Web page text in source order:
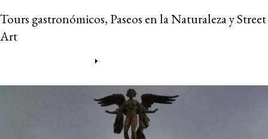
Tours gastronómicos, Paseos en la Naturaleza y Street
Art